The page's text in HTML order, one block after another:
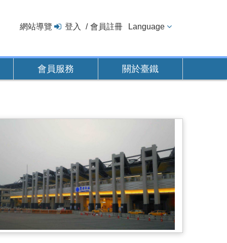
網站導覽 登入 會員註冊 Language
會員服務 關於臺鐵